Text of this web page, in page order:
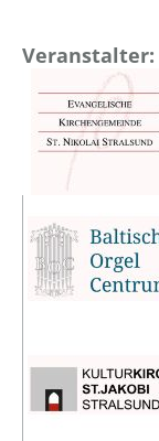
Veranstalter: